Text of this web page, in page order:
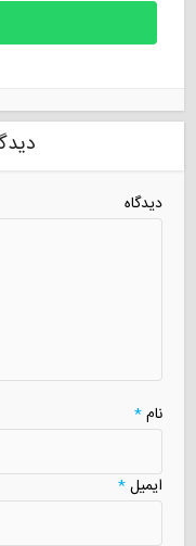
دیدگاه
نام*
ایمیل*